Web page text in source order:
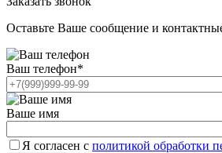
Оставьте Ваше сообщение и
Ваш телефон*
Ваше имя
Я согласен с политикой обработки